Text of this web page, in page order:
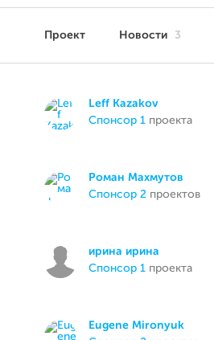
Проект Новости 3
Leff Kazakov
спонсор 1 проекта
Роман Махмутов
спонсор 2 проектов
ирина ирина
спонсор 1 проекта
Eugene Mironyuk